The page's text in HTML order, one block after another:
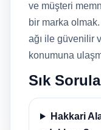
ve müşteri
bir marka
ağı ile güvenilir
konumuna
Sık
Hakkari